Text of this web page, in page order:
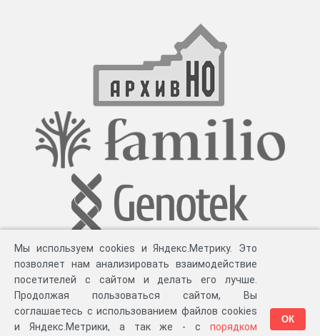
Мы используем cookies и Яндекс.Метрику. Это
позволяет нам анализировать взаимодействие
посетителей с сайтом и делать его лучше.
Продолжая пользоваться сайтом, Вы
соглашаетесь с использованием файлов cookies
и Яндекс.Метрики, а так же - с порядком
ОК